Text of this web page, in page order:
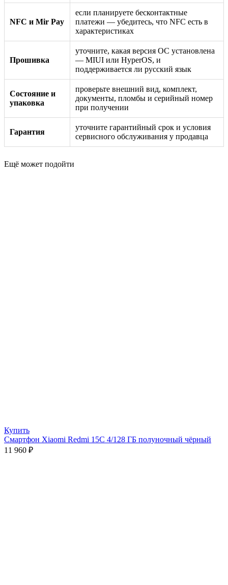
NFC и Mir Pay
если планируете бесконтактные
платежи — убедитесь, что NFC есть в
характеристиках
Прошивка
уточните, какая версия ОС установлена
— MIUI или HyperOS, и
поддерживается ли русский язык
Состояние и
упаковка
проверьте внешний вид, комплект,
документы, пломбы и серийный номер
при получении
Гарантия
уточните гарантийный срок и условия
сервисного обслуживания у продавца
Ещё может подойти
Купить
Смартфон Xiaomi Redmi 15C 4/128 ГБ полуночный чёрный
11 960 ₽